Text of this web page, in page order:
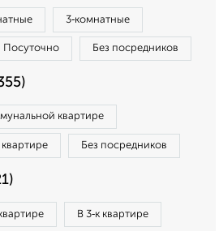
3‑комнатные
Посуточно Без посредников
квартире
квартире Без посредников
В 3‑к квартире